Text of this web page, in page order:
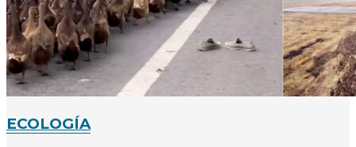
ECOLOGÍA